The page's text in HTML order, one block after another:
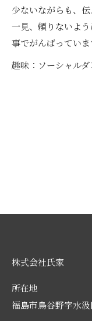
少ないながらも、
一見、頼りないよ
事でがんばっていま
趣味：ソーシャルダ
株式会社氏家
所在地
福島市鳥谷野字水